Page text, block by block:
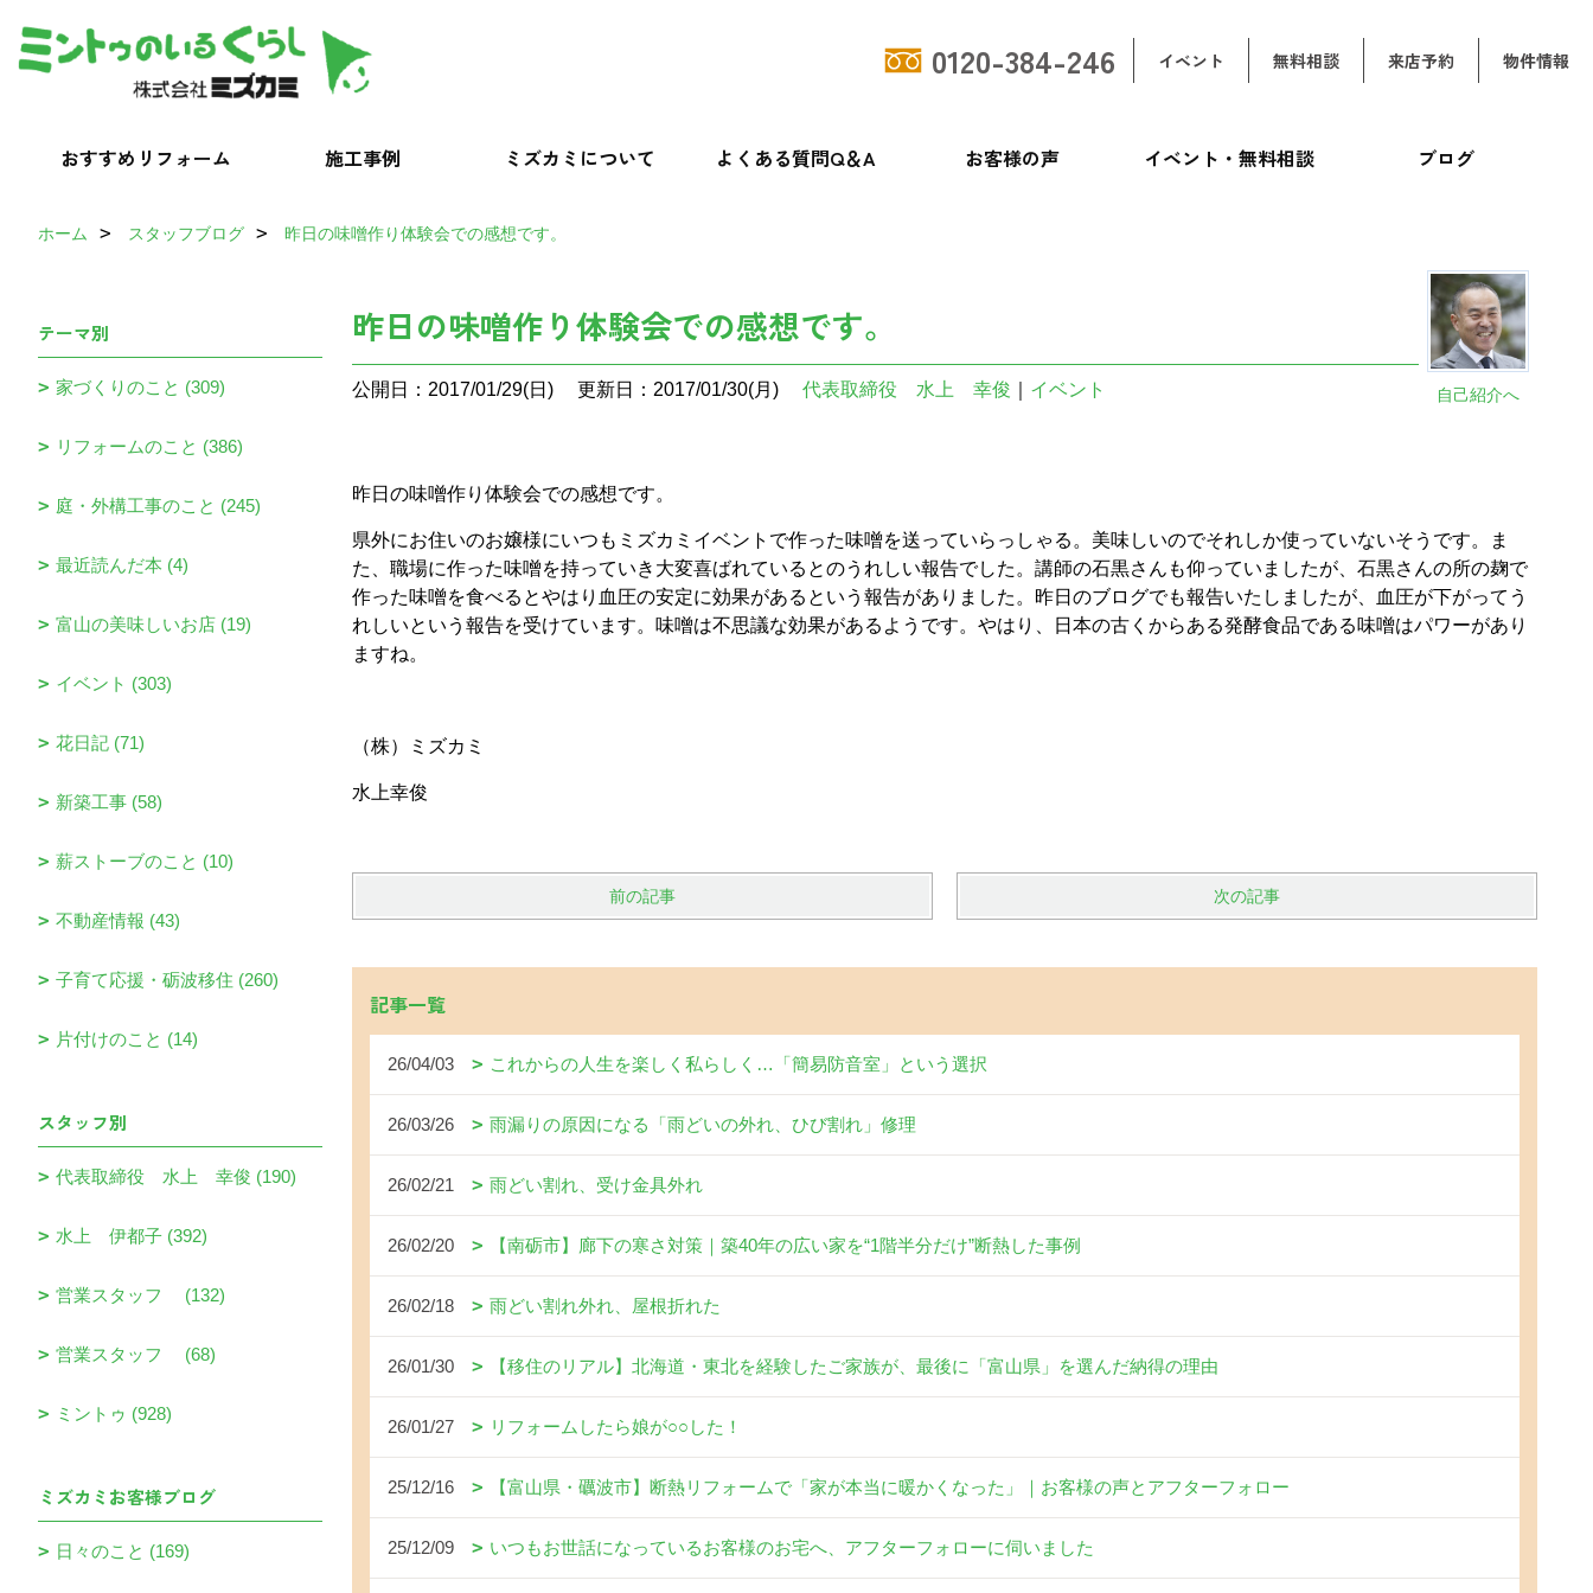
0120-384-246 イベント 無料相談 来店予約 物件情報
おすすめリフォーム 施工事例 ミズカミについて よくある質問Q＆A お客様の声 イベント・無料相談 ブログ
ホーム スタッフブログ 昨日の味噌作り体験会での感想です。
自己紹介へ
昨日の味噌作り体験会での感想です。
公開日：2017/01/29(日) 更新日：2017/01/30(月) 代表取締役 水上 幸俊 イベント
昨日の味噌作り体験会での感想です。
県外にお住いのお嬢様にいつもミズカミイベントで作った味噌を送っていらっしゃる。美味しいのでそれしか使っていないそうです。ま
た、職場に作った味噌を持っていき大変喜ばれているとのうれしい報告でした。講師の石黒さんも仰っていましたが、石黒さんの所の麹で
作った味噌を食べるとやはり血圧の安定に効果があるという報告がありました。昨日のブログでも報告いたしましたが、血圧が下がってう
れしいという報告を受けています。味噌は不思議な効果があるようです。やはり、日本の古くからある発酵食品である味噌はパワーがあり
ますね。
（株）ミズカミ
水上幸俊
前の記事 次の記事
記事一覧
26/04/03 これからの人生を楽しく私らしく…「簡易防音室」という選択
26/03/26 雨漏りの原因になる「雨どいの外れ、ひび割れ」修理
26/02/21 雨どい割れ、受け金具外れ
26/02/20 【南砺市】廊下の寒さ対策｜築40年の広い家を“1階半分だけ”断熱した事例
26/02/18 雨どい割れ外れ、屋根折れた
26/01/30 【移住のリアル】北海道・東北を経験したご家族が、最後に「富山県」を選んだ納得の理由
26/01/27 リフォームしたら娘が○○した！
25/12/16 【富山県・礪波市】断熱リフォームで「家が本当に暖かくなった」｜お客様の声とアフターフォロー
25/12/09 いつもお世話になっているお客様のお宅へ、アフターフォローに伺いました
テーマ別
家づくりのこと (309)
リフォームのこと (386)
庭・外構工事のこと (245)
最近読んだ本 (4)
富山の美味しいお店 (19)
イベント (303)
花日記 (71)
新築工事 (58)
薪ストーブのこと (10)
不動産情報 (43)
子育て応援・砺波移住 (260)
片付けのこと (14)
スタッフ別
代表取締役 水上 幸俊 (190)
水上 伊都子 (392)
営業スタッフ (132)
営業スタッフ (68)
ミントゥ (928)
ミズカミお客様ブログ
日々のこと (169)